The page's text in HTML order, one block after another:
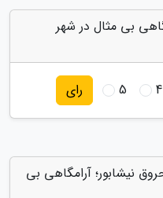
بی مثال در شهر
4
5 رای
نیشابور؛ آرامگاهی بی